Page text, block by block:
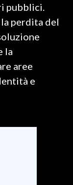
pubblici.
perdita del
la
aree
e